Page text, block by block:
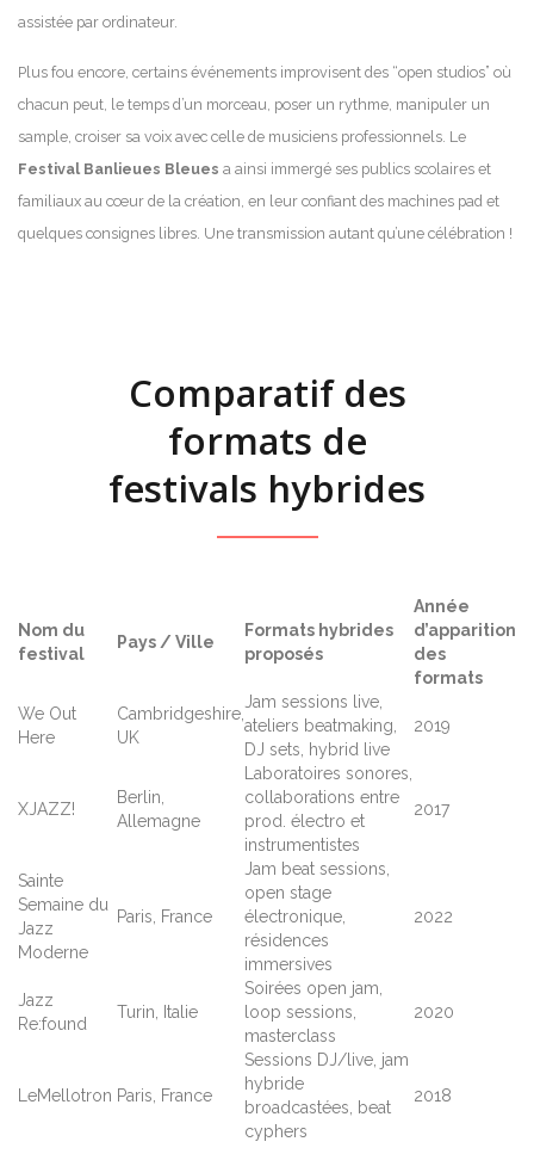
assistée par ordinateur.
Plus fou encore, certains événements improvisent des “open studios” où
chacun peut, le temps d’un morceau, poser un rythme, manipuler un
sample, croiser sa voix avec celle de musiciens professionnels. Le
Festival Banlieues Bleues a ainsi immergé ses publics scolaires et
familiaux au cœur de la création, en leur confiant des machines pad et
quelques consignes libres. Une transmission autant qu’une célébration !
Comparatif des
formats de
festivals hybrides
Nom du
festival
Pays / Ville
Formats hybrides
proposés
Année
d’apparition
des
formats
We Out
Here
Cambridgeshire,
UK
Jam sessions live,
ateliers beatmaking,
DJ sets, hybrid live
2019
XJAZZ!
Berlin,
Allemagne
Laboratoires sonores,
collaborations entre
prod. électro et
instrumentistes
2017
Sainte
Semaine du
Jazz
Moderne
Paris, France
Jam beat sessions,
open stage
électronique,
résidences
immersives
2022
Jazz
Re:found
Turin, Italie
Soirées open jam,
loop sessions,
masterclass
2020
LeMellotron Paris, France
Sessions DJ/live, jam
hybride
broadcastées, beat
cyphers
2018